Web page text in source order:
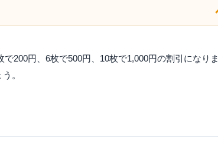
200円、6枚で500円、10枚で1,000円の割引になりま
。